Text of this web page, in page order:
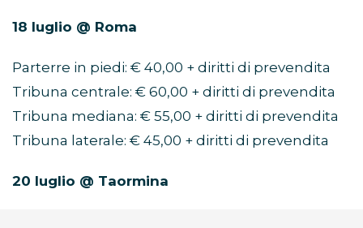
18 luglio @ Roma
Parterre in piedi: € 40,00 + diritti di prevendita
Tribuna centrale: € 60,00 + diritti di prevendita
Tribuna mediana: € 55,00 + diritti di prevendita
Tribuna laterale: € 45,00 + diritti di prevendita
20 luglio @ Taormina